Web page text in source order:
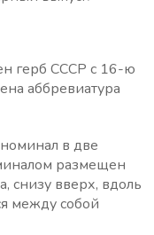
герб СССР с 16-ю
аббревиатура
в две
размещен
снизу вверх, вдоль
между собой